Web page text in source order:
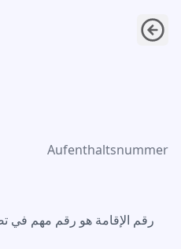
رقم الإقامة
Aufenthaltsnummer
رقم الإقامة هو رقم مهم في